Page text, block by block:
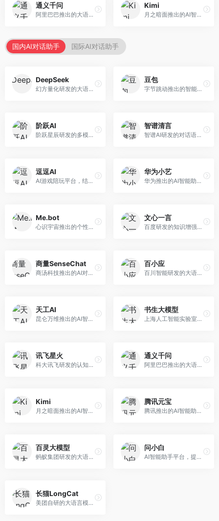
通义千问
阿里巴巴推出的大语言模型平台，提供对话问答、文档处理、图像理解、代码编写等全方位AI服务。面向企业用户和个人开发者，集成阿里云生态，支持多模态交互，企业级安全保障。
Kimi
月之暗面推出的AI智能助手，核心优势在于超长文本处理能力，支持20万字以上文档分析。面向学术研究者、职场人士和内容创作者，提供文档解读、PPT生成、联网搜索等综合服务。
国内AI对话助手 国际AI对话助手
DeepSeek
幻方量化研发的大语言模型平台，专注于深度推理和代码生成能力。面向开发者、研究人员和技术爱好者，提供强大的逻辑推理和数学计算功能，开源生态完善，API接口友好。
豆包
字节跳动推出的智能对话助手平台，提供文本创作、知识问答、英语学习等多种AI服务。面向普通用户和内容创作者，支持多轮对话和文件解析，免费使用，响应速度快，中文理解能力强。
阶跃AI
阶跃星辰研发的多模态大模型平台，支持文本、图像、视频的综合理解与生成。面向创作者和企业客户，提供内容创作、智能分析等服务，多模态能力突出。
智谱清言
智谱AI研发的对话语言模型，支持中英双语交互。面向中文用户和开发者，提供知识问答、代码编写、文档解读等服务，开源生态完善，学术研究背景深厚。
逗逗AI
AI游戏陪玩平台，结合游戏理解和自然语言交互技术。面向游戏玩家，提供游戏攻略、陪玩互动、社交聊天等服务，游戏知识丰富，互动体验有趣。
华为小艺
华为推出的AI智能助手网页端，深度整合鸿蒙生态和华为云服务。面向华为设备用户，支持语音交互、智能问答、设备控制等功能，与华为硬件生态无缝衔接。
Me.bot
心识宇宙推出的个性化AI伴侣，专注于情感交互和个人助理服务。面向个人用户，支持日程管理、情感陪伴、知识问答等功能，交互体验人性化。
文心一言
百度研发的知识增强大语言模型，深度融合百度知识图谱和搜索能力。面向中文用户，提供知识问答、文本创作、逻辑推理等服务，中文语境理解准确，知识覆盖面广。
商量SenseChat
商汤科技推出的AI对话平台，结合计算机视觉和自然语言处理技术。面向企业用户和开发者，支持多模态交互，视觉理解能力强，适合智能客服和内容创作场景。
百小应
百川智能研发的大语言模型助手，专注于中文理解和生成。面向中文用户，提供知识问答、文本创作、代码辅助等服务，模型参数规模大，中文表达流畅自然。
天工AI
昆仑万维推出的AI智能助手，集成搜索、对话、创作等多种能力。面向普通用户和内容创作者，支持联网搜索、文本生成、图像理解等功能，响应速度快，免费使用。
书生大模型
上海人工智能实验室研发的开源大模型系列，支持多尺度和多模态。面向研究机构和开发者，开源生态完善，学术研究背景深厚，适合科研和定制开发。
讯飞星火
科大讯飞研发的认知智能大模型，深度融合语音识别和自然语言处理技术。面向企业用户和教育领域，提供语音交互、文档处理、代码生成等服务，中文语音识别准确率高。
通义千问
阿里巴巴推出的大语言模型平台，提供对话问答、文档处理、图像理解、代码编写等全方位AI服务。面向企业用户和个人开发者，集成阿里云生态，支持多模态交互，企业级安全保障。
Kimi
月之暗面推出的AI智能助手，核心优势在于超长文本处理能力，支持20万字以上文档分析。面向学术研究者、职场人士和内容创作者，提供文档解读、PPT生成、联网搜索等综合服务。
腾讯元宝
腾讯推出的AI智能助手，整合微信生态和腾讯云服务。面向普通用户和企业客户，支持文档解析、图像理解、联网搜索等功能，与腾讯产品无缝衔接，办公协作便捷。
百灵大模型
蚂蚁集团研发的大语言模型平台，专注于金融科技和企业服务。面向金融机构和企业客户，提供智能客服、风险分析、文档处理等服务，金融场景理解深入。
问小白
AI智能助手平台，提供知识问答、文本创作、文档处理等服务。面向普通用户和职场人士，操作简便，响应速度快，支持多场景应用。
长猫LongCat
美团自研的大语言模型对话平台，专注于本地生活服务场景。面向美团生态用户，提供智能推荐、服务问答等功能，本地生活知识覆盖全面。